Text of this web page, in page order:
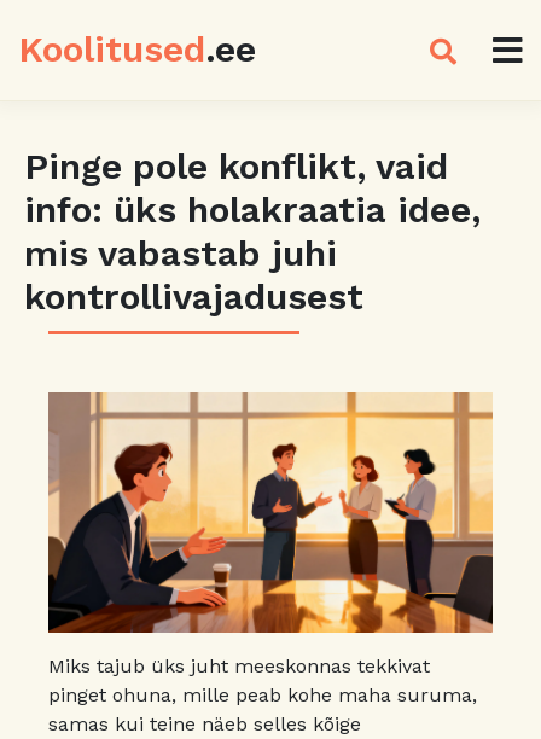
Koolitused.ee
Pinge pole konflikt, vaid
info: üks holakraatia idee,
mis vabastab juhi
kontrollivajadusest
Miks tajub üks juht meeskonnas tekkivat
pinget ohuna, mille peab kohe maha suruma,
samas kui teine näeb selles kõige